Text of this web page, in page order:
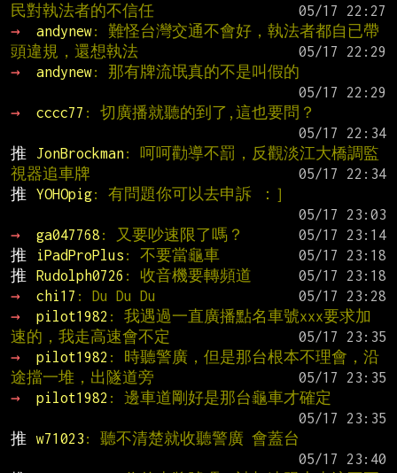
民對執法者的不信任
→
andynew: 難怪台灣交通不會好，執法者都自已帶
頭違規，還想執法
→
andynew: 那有牌流氓真的不是叫假的
→
cccc77 : 切廣播就聽的到了,這也要問？
推
JonBrockman: 呵呵勸導不罰，反觀淡江大橋調監
視器追車牌
推
YOHOpig: 有問題你可以去申訴 ：］
→
ga047768 : 又要吵速限了嗎？
推
iPadProPlus : 不要當龜車
推
Rudolph0726 : 收音機要轉頻道
→
chi17 : Du Du Du
→
pilot1982 : 我遇過一直廣播點名車號xxx要求加
速的，我走高速會不定
→
pilot1982 : 時聽警廣，但是那台根本不理會，沿
途擋一堆，出隧道旁
→
pilot1982 : 邊車道剛好是那台龜車才確定
推
w71023 : 聽不清楚就收聽警廣 會蓋台